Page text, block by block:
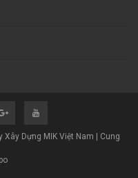
Dựng MIK Việt Nam | Cung